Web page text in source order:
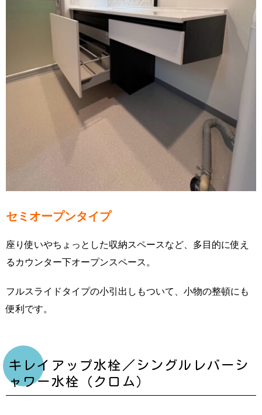
セミオープンタイプ
座り使いやちょっとした収納スペースなど、多目的に使え
るカウンター下オープンスペース。
フルスライドタイプの小引出しもついて、小物の整頓にも
便利です。
キレイアップ水栓／シングルレバーシ
ャワー水栓（クロム）